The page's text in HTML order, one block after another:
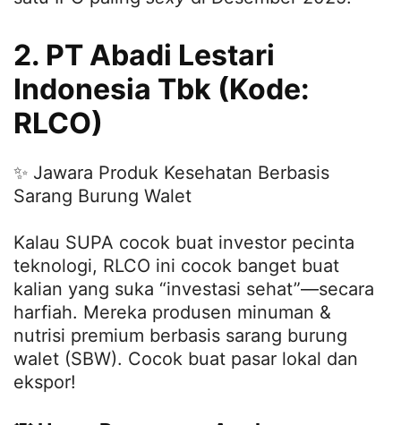
2. PT Abadi Lestari
Indonesia Tbk (Kode:
RLCO)
✨ Jawara Produk Kesehatan Berbasis
Sarang Burung Walet
Kalau SUPA cocok buat investor pecinta
teknologi, RLCO ini cocok banget buat
kalian yang suka “investasi sehat”—secara
harfiah. Mereka produsen minuman &
nutrisi premium berbasis sarang burung
walet (SBW). Cocok buat pasar lokal dan
ekspor!